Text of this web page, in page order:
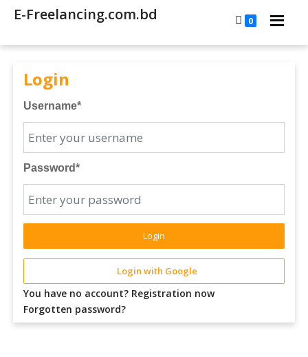
E-Freelancing.com.bd 0
Login
Username*
Password*
Login
Login with Google
You have no account? Registration now
Forgotten password?